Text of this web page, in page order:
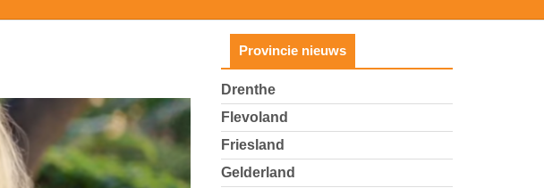
Provincie nieuws
Drenthe
Flevoland
Friesland
Gelderland